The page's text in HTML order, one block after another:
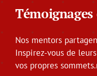
Témoignages
Nos mentors
Inspirez-vous de
vos propres